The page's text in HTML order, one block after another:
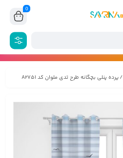
0
/ پرده پنلی بچگانه طرح تدی ملوان کد A2751